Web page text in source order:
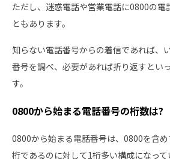
ただし、迷惑電話や営業電話に0800の電
ともあります。
知らない電話番号からの着信であれば、
番号を調べ、必要があれば折り返すとい
す。
0800から始まる電話番号の桁数は?
0800から始まる電話番号は、0800を含
桁であるのに対して1桁多い構成になって